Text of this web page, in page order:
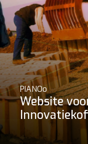
PIANOo
Website